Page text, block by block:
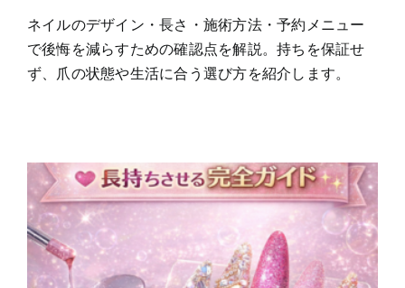
ネイルのデザイン・長さ・施術方法・予約メニュー
で後悔を減らすための確認点を解説。持ちを保証せ
ず、爪の状態や生活に合う選び方を紹介します。